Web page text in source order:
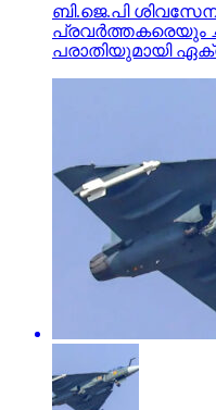
ബി.ജെ.പി
പ്രവര്‍ത്തകരെയും
പരാതിയുമായി